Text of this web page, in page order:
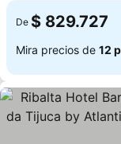
De $ 829.727
Mira precios de 12